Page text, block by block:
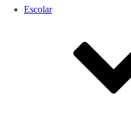
Escolar